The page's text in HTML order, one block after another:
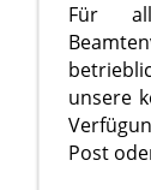
Für
unsere
Post